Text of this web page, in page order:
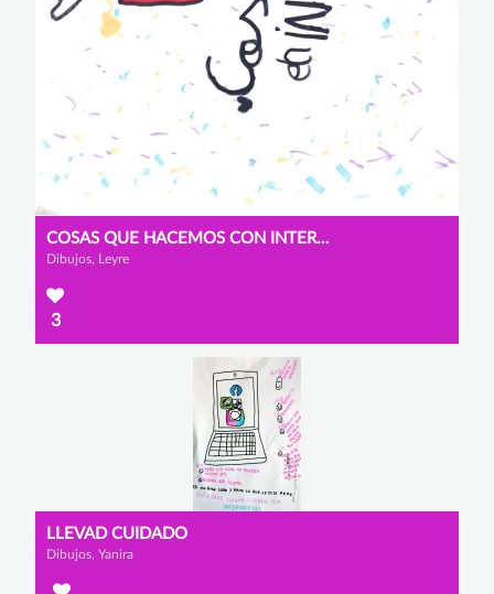
COSAS QUE HACEMOS CON INTERNET
Dibujos, Leyre
3
LLEVAD CUIDADO
Dibujos, Yanira